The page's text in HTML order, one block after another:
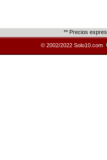
** Precios
© 2002/2022 Solo10.com